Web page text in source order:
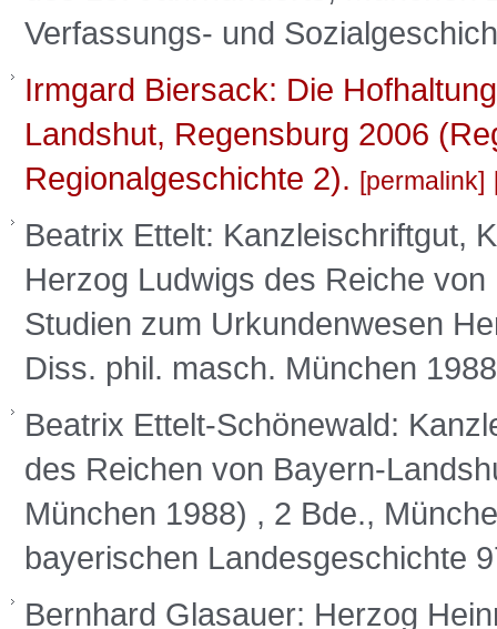
Verfassungs- und
Irmgard Biersack: Die
Landshut, Regensburg 2006
Regionalgeschichte 2).
permalink
Beatrix Ettelt: Kanzleischriftgut,
Herzog Ludwigs des Reiche
Studien zum Urkundenwesen
Diss. phil. masch. München
Beatrix Ettelt-Schönewald:
des Reichen von Bayern-
München 1988) , 2 Bde.,
bayerischen Landesgeschichte
Bernhard Glasauer: Herzog